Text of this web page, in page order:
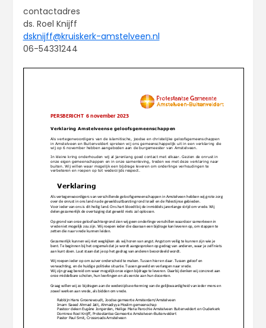
contactadres
ds. Roel Knijff
dsknijff@kruiskerk-amstelveen.nl
06-54331244